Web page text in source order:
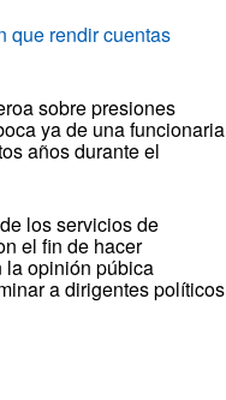
que rendir cuentas
sobre presiones
ya de una funcionaria
años durante el
los servicios de
el fin de hacer
la opinión púbica
a dirigentes políticos